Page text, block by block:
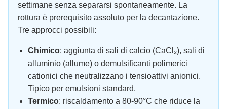
settimane senza separarsi spontaneamente. La
rottura è prerequisito assoluto per la decantazione.
Tre approcci possibili:
Chimico: aggiunta di sali di calcio (CaCl₂), sali di
alluminio (allume) o demulsificanti polimerici
cationici che neutralizzano i tensioattivi anionici.
Tipico per emulsioni standard.
Termico: riscaldamento a 80-90°C che riduce la